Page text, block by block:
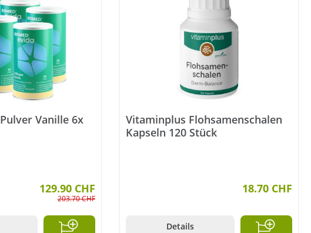
Vanille 6x
Bewertung von 5 von 5 Sternen
129.90 CHF
203.70 CHF
Vitaminplus Flohsamenschalen
Kapseln 120 Stück
18.70 CHF
Details